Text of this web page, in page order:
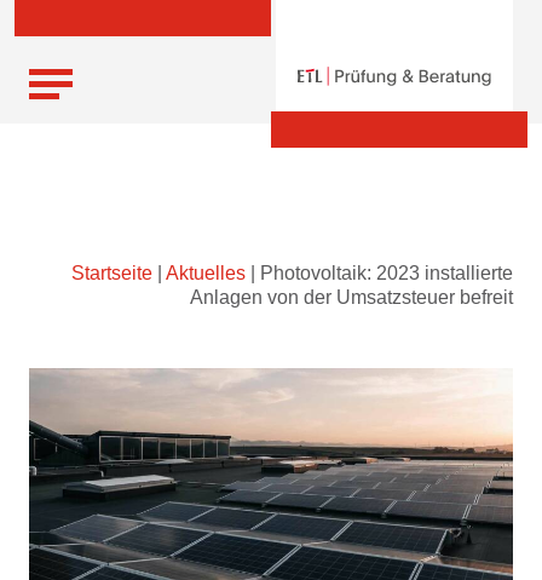
Startseite Aktuelles
Photovoltaik: 2023 installierte
Anlagen von der Umsatzsteuer befreit